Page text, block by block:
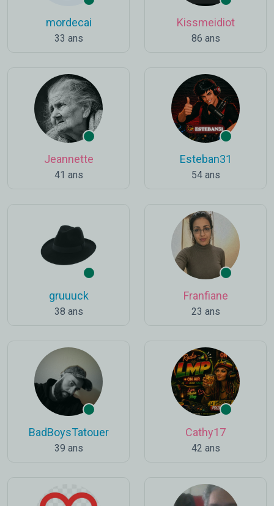
mordecai
33 ans
Kissmeidiot
86 ans
Jeannette
41 ans
Esteban31
54 ans
gruuuck
38 ans
Franfiane
23 ans
BadBoysTatouer
39 ans
Cathy17
42 ans